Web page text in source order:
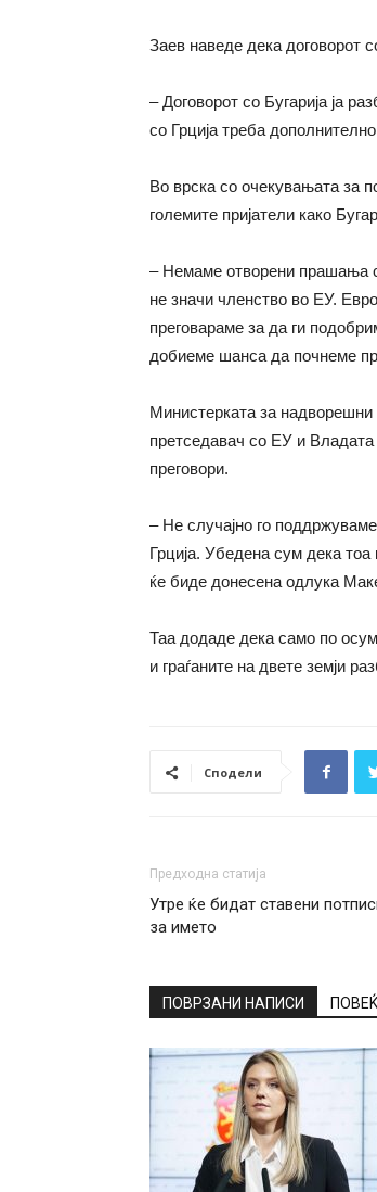
Заев наведе дека договорот
– Договорот со Бугарија ја
со Грција треба
Во врска со очекувањата за
големите пријатели како
– Немаме отворени прашања
не значи членство во ЕУ.
преговараме за да ги
добиеме шанса да почнеме
Министерката за надворешни
претседавач со ЕУ и Владата
преговори.
– Не случајно го
Грција. Убедена сум дека
ќе биде донесена одлука
Таа додаде дека само по
и граѓаните на двете земји
Сподели
Предходна статија
Утре ќе бидат ставени
за името
ПОВРЗАНИ НАПИСИ